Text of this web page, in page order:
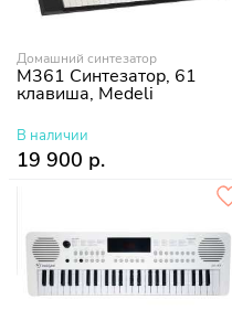
Домашний синтезатор
M361 Синтезатор, 61
клавиша, Medeli
В наличии
19 900 р.